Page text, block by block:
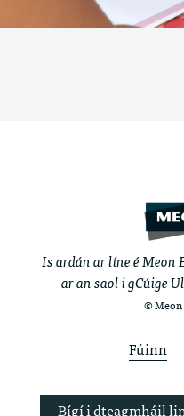
Is ardán ar líne é
ar an saol i gCúige
© Meon
Fúinn
Bígí i dteagmháil